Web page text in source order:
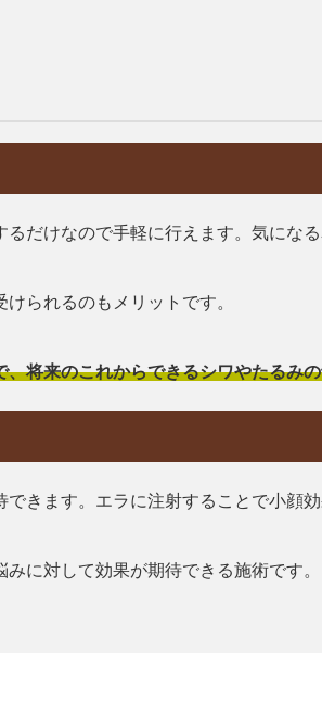
だけなので手軽に行えます。気にな
られるのもメリットです。
将来のこれからできるシワやたるみ
きます。エラに注射することで小顔
に対して効果が期待できる施術です。